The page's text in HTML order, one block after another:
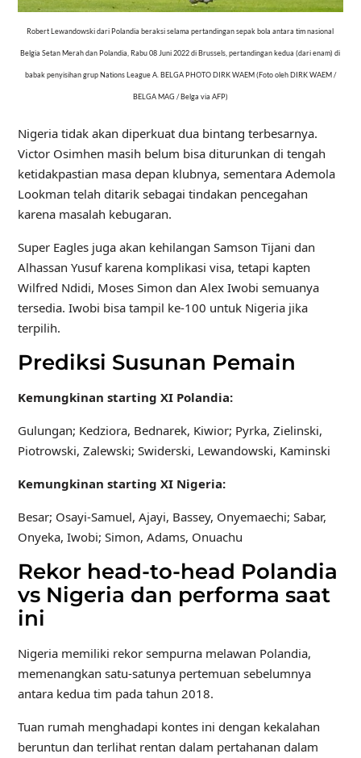
Robert Lewandowski dari Polandia beraksi selama pertandingan sepak bola antara tim nasional
Belgia Setan Merah dan Polandia, Rabu 08 Juni 2022 di Brussels, pertandingan kedua (dari enam) di
babak penyisihan grup Nations League A. BELGA PHOTO DIRK WAEM (Foto oleh DIRK WAEM /
BELGA MAG / Belga via AFP)
Nigeria tidak akan diperkuat dua bintang terbesarnya.
Victor Osimhen masih belum bisa diturunkan di tengah
ketidakpastian masa depan klubnya, sementara Ademola
Lookman telah ditarik sebagai tindakan pencegahan
karena masalah kebugaran.
Super Eagles juga akan kehilangan Samson Tijani dan
Alhassan Yusuf karena komplikasi visa, tetapi kapten
Wilfred Ndidi, Moses Simon dan Alex Iwobi semuanya
tersedia. Iwobi bisa tampil ke-100 untuk Nigeria jika
terpilih.
Prediksi Susunan Pemain
Kemungkinan starting XI Polandia:
Gulungan; Kedziora, Bednarek, Kiwior; Pyrka, Zielinski,
Piotrowski, Zalewski; Swiderski, Lewandowski, Kaminski
Kemungkinan starting XI Nigeria:
Besar; Osayi-Samuel, Ajayi, Bassey, Onyemaechi; Sabar,
Onyeka, Iwobi; Simon, Adams, Onuachu
Rekor head-to-head Polandia
vs Nigeria dan performa saat
ini
Nigeria memiliki rekor sempurna melawan Polandia,
memenangkan satu-satunya pertemuan sebelumnya
antara kedua tim pada tahun 2018.
Tuan rumah menghadapi kontes ini dengan kekalahan
beruntun dan terlihat rentan dalam pertahanan dalam